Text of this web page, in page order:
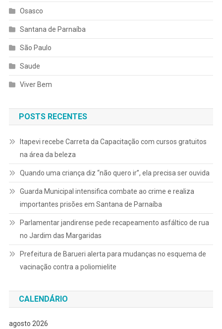
Osasco
Santana de Parnaíba
São Paulo
Saude
Viver Bem
POSTS RECENTES
Itapevi recebe Carreta da Capacitação com cursos gratuitos
na área da beleza
Quando uma criança diz “não quero ir”, ela precisa ser ouvida
Guarda Municipal intensifica combate ao crime e realiza
importantes prisões em Santana de Parnaíba
Parlamentar jandirense pede recapeamento asfáltico de rua
no Jardim das Margaridas
Prefeitura de Barueri alerta para mudanças no esquema de
vacinação contra a poliomielite
CALENDÁRIO
agosto 2026